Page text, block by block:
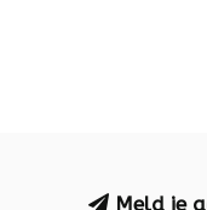
Meld je